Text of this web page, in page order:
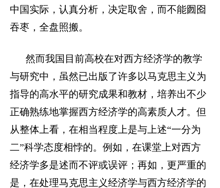
中国实际，认真分析，决定取舍，而不能囫囵
吞枣，全盘照搬。
然而我国目前高校在对西方经济学的教学
与研究中，虽然已出版了许多以马克思主义为
指导的高水平的研究成果和教材，培养出不少
正确熟练地掌握西方经济学的高素质人才。但
从整体上看，在相当程度上是与上述“一分为
二”科学态度相悖的。例如，在课堂上对西方
经济学多是述而不评或误评；再如，更严重的
是，在处理马克思主义经济学与西方经济学的